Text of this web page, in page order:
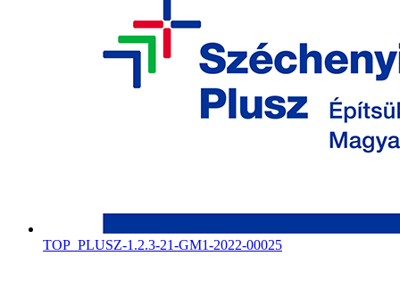
TOP_PLUSZ-1.2.3-21-GM1-2022-00025